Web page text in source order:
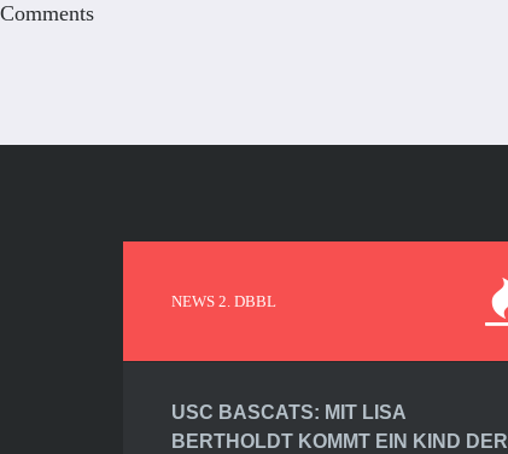
Comments
NEWS 2. DBBL
USC BASCATS: MIT LISA
BERTHOLDT KOMMT EIN KIND DER